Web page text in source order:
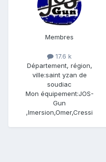
Membres
17.6 k
Département, région,
ville:saint yzan de
soudiac
Mon équipement:JOS-
Gun
,Imersion,Omer,Cressi